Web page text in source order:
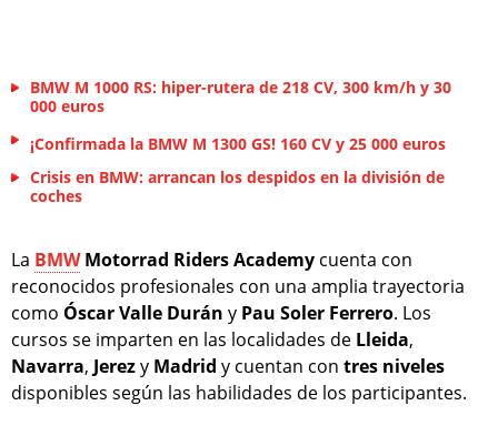
BMW M 1000 RS: hiper-rutera de 218 CV, 300 km/h y 30
000 euros
¡Confirmada la BMW M 1300 GS! 160 CV y 25 000 euros
Crisis en BMW: arrancan los despidos en la división de
coches
La BMWMotorrad Riders Academy cuenta con
reconocidos profesionales con una amplia trayectoria
como Óscar Valle Durán y Pau Soler Ferrero. Los
cursos se imparten en las localidades de Lleida,
Navarra, Jerezy Madrid y cuentan con tres niveles
disponibles según las habilidades de los participantes.